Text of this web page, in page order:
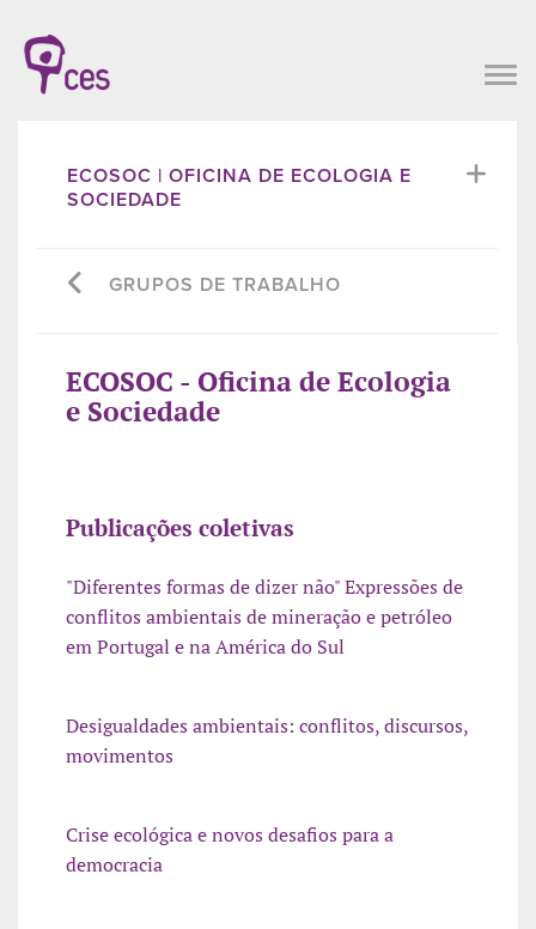
ECOSOC | OFICINA DE ECOLOGIA E
SOCIEDADE
GRUPOS DE TRABALHO
ECOSOC - Oficina de Ecologia
e Sociedade
Publicações coletivas
"Diferentes formas de dizer não" Expressões de
conflitos ambientais de mineração e petróleo
em Portugal e na América do Sul
Desigualdades ambientais: conflitos, discursos,
movimentos
Crise ecológica e novos desafios para a
democracia